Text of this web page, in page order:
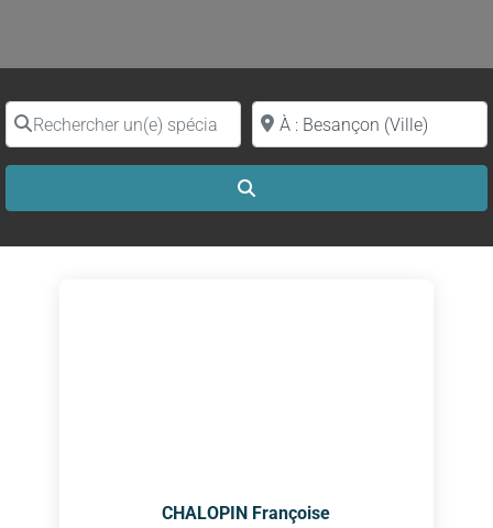
Rechercher un(e) spécialiste par nomProche de (ville ou région)
CHALOPIN Françoise